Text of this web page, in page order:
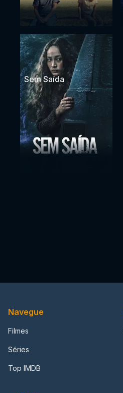
Sem Saída
Navegue
Filmes
Séries
Top IMDB